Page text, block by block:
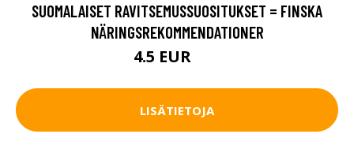
SUOMALAISET RAVITSEMUSSUOSITUKSET = FINSKA
NÄRINGSREKOMMENDATIONER
4.5 EUR
LISÄTIETOJA